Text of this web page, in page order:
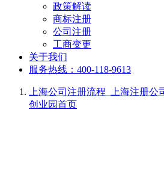
政策解读
商标注册
公司注册
工商变更
关于我们
服务热线：400-118-9613
上海公司注册流程_上海注册公
创业园首页